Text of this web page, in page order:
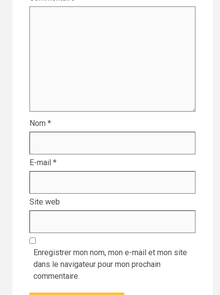
Nom *
E-mail *
Site web
Enregistrer mon nom, mon e-mail et mon site
dans le navigateur pour mon prochain
commentaire.